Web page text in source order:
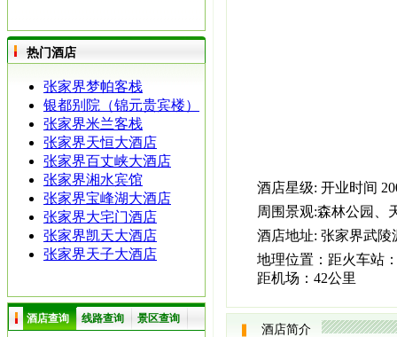
热门酒店
张家界梦帕客栈
银都别院（锦元贵宾楼）
张家界米兰客栈
张家界天恒大酒店
张家界百丈峡大酒店
张家界湘水宾馆
张家界宝峰湖大酒店
张家界大宅门酒店
张家界凯天大酒店
张家界天子大酒店
酒店查询 线路查询 景区查询
酒店星级: 开业时间
周围景观:森林公园、
酒店地址: 张家界武陵
地理位置： 距火车站
距机场：42公里
酒店简介